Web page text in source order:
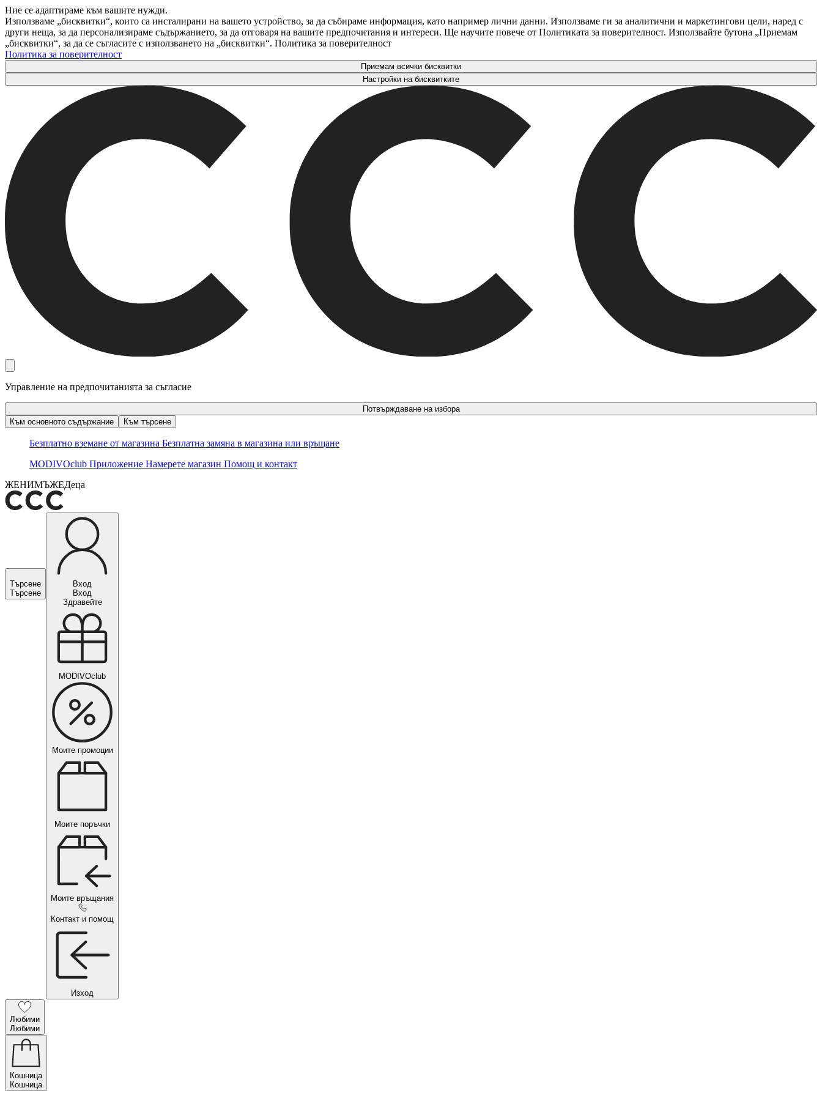
Ние се адаптираме към вашите нужди.
Използваме „бисквитки“, които са инсталирани на вашето устройство, за да събираме информация, като например лични данни. Използваме ги за аналитични и маркетингови цели, наред с
други неща, за да персонализираме съдържанието, за да отговаря на вашите предпочитания и интереси. Ще научите повече от Политиката за поверителност. Използвайте бутона „Приемам
„бисквитки“, за да се съгласите с използването на „бисквитки“. Политика за поверителност
Политика за поверителност
Приемам всички бисквитки
Настройки на бисквитките
Управление на предпочитанията за съгласие
Потвърждаване на избора
Към основното съдържание
Към търсене
Безплатно вземане от магазина Безплатна замяна в магазина или връщане
MODIVOclub Приложение Намерете магазин Помощ и контакт
ЖЕНИМЪЖЕДеца
Търсене
Търсене
Вход
Вход
Здравейте
MODIVOclub
Моите промоции
Моите поръчки
Моите връщания
Контакт и помощ
Изход
Любими
Любими
Кошница
Кошница